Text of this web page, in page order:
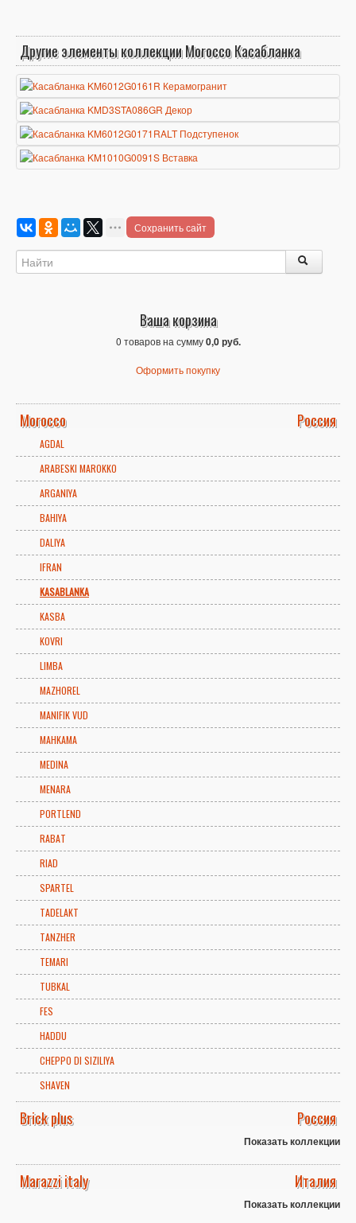
Другие элементы коллекции Morocco Касабланка
Сохранить сайт
Ваша корзина
0 товаров на сумму0,0 руб.
Оформить покупку
Morocco Россия
AGDAL
ARABESKI MAROKKO
ARGANIYA
BAHIYA
DALIYA
IFRAN
KASABLANKA
KASBA
KOVRI
LIMBA
MAZHOREL
MANIFIK VUD
MAHKAMA
MEDINA
MENARA
PORTLEND
RABAT
RIAD
SPARTEL
TADELAKT
TANZHER
TEMARI
TUBKAL
FES
HADDU
CHEPPO DI SIZILIYA
SHAVEN
Brick plus Россия
Показать коллекции
Marazzi italy Италия
Показать коллекции